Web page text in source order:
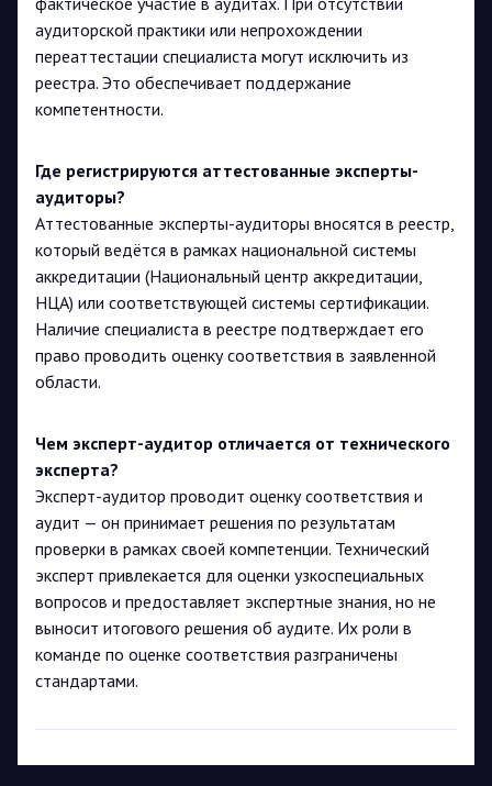
аудиторской практики или непрохождении
переаттестации специалиста могут исключить из
реестра. Это обеспечивает поддержание
компетентности.
Где регистрируются аттестованные эксперты-
аудиторы?
Аттестованные эксперты-аудиторы вносятся в реестр,
который ведётся в рамках национальной системы
аккредитации (Национальный центр аккредитации,
НЦА) или соответствующей системы сертификации.
Наличие специалиста в реестре подтверждает его
право проводить оценку соответствия в заявленной
области.
Чем эксперт-аудитор отличается от технического
эксперта?
Эксперт-аудитор проводит оценку соответствия и
аудит — он принимает решения по результатам
проверки в рамках своей компетенции. Технический
эксперт привлекается для оценки узкоспециальных
вопросов и предоставляет экспертные знания, но не
выносит итогового решения об аудите. Их роли в
команде по оценке соответствия разграничены
стандартами.